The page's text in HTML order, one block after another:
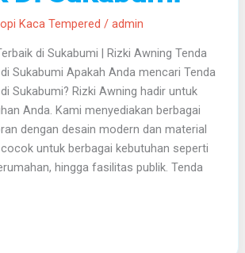
Kaca Tempered /admin
di Sukabumi | Rizki Awning Tenda
Sukabumi Apakah Anda mencari Tenda
Sukabumi? Rizki Awning hadir untuk
Anda. Kami menyediakan berbagai
dengan desain modern dan material
untuk berbagai kebutuhan seperti
hingga fasilitas publik. Tenda